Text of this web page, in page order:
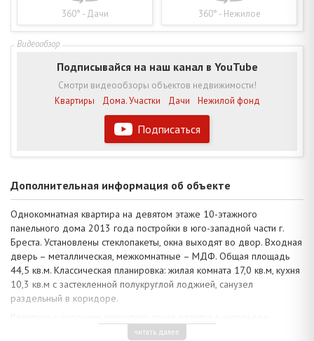
360° - Дачи 360° - Нежилое
Подписаться
Подписывайся на наш канал в YouTube
Смотри видеообзоры объектов недвижимости!
Квартиры
Дома. Участки Дачи Нежилой фонд
Дополнительная информация об объекте
Однокомнатная квартира на девятом этаже 10-этажного
панельного дома 2013 года постройки в юго-западной части г.
Бреста. Установлены стеклопакеты, окна выходят во двор. Входная
дверь – металлическая, межкомнатные – МДФ. Общая площадь
44,5 кв.м. Классическая планировка: жилая комната 17,0 кв.м, кухня
10,3 кв.м с застекленной полукруглой лоджией, санузел
раздельный в коридоре.
придаёт пространству динамичность и индивидуальность.
читать далее